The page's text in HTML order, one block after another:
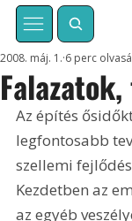
2008. máj. 1. 6 perc
Az építés
legfontosabb
szellemi
Kezdetben az
az egyéb